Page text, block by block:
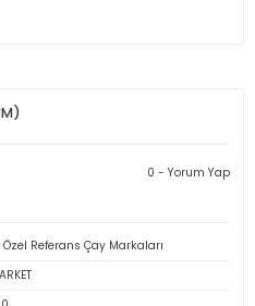
0 - Yorum Yap
Referans Çay Markaları